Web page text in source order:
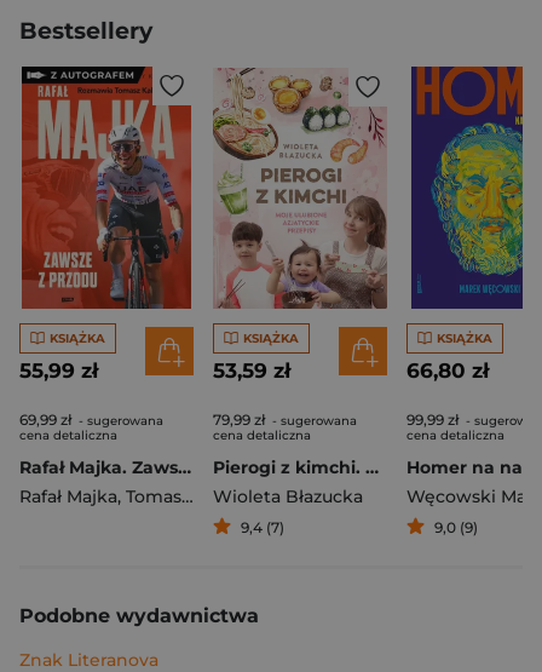
Bestsellery
KSIĄŻKA
55,99 zł
69,99 zł - sugerowana
cena detaliczna
Rafał Majka. Zawsze z przodu. Rozmawia Tomasz Kalemba - książka z autografem
Rafał Majka, Tomasz Kalemba
KSIĄŻKA
53,59 zł
79,99 zł - sugerowana
cena detaliczna
Pierogi z kimchi. Moje ulubione azjatyckie przepisy
Wioleta Błazucka
9,4 (7)
KSIĄŻKA
66,80 zł
99,99 zł -
cena detaliczna
Węcowski
9,0 (9)
Podobne wydawnictwa
Znak Literanova